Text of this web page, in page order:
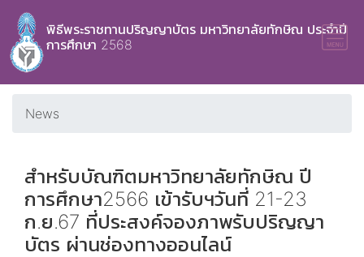
พิธีพระราชทานปริญญาบัตร มหาวิทยาลัยทักษิณ ประจำปี
การศึกษา 2568
News
สำหรับบัณฑิตมหาวิทยาลัยทักษิณ ปี
การศึกษา2566 เข้ารับฯวันที่ 21-23
ก.ย.67 ที่ประสงค์จองภาพรับปริญญา
บัตร ผ่านช่องทางออนไลน์